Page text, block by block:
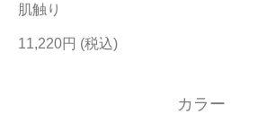
ヘルプ
肌触り
11,220円
カラー